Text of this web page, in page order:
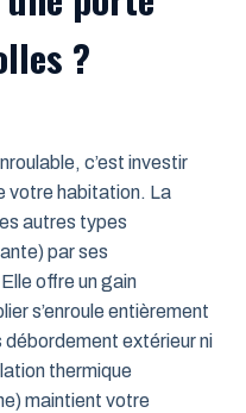
?
c’est investir
votre habitation. La
autres types
par ses
offre un gain
s’enroule entièrement
débordement extérieur ni
thermique
maintient votre